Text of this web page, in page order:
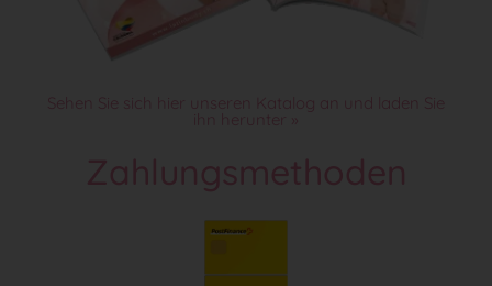
Sehen Sie sich hier unseren Katalog an und laden Sie
ihn herunter »
Zahlungsmethoden